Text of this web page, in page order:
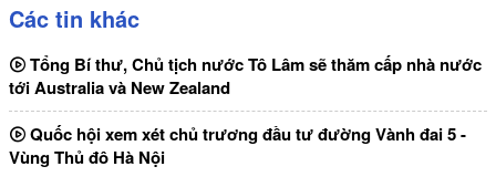
Các tin khác
Tổng Bí thư, Chủ tịch nước Tô Lâm sẽ thăm cấp nhà nước
tới Australia và New Zealand
Quốc hội xem xét chủ trương đầu tư đường Vành đai 5 -
Vùng Thủ đô Hà Nội